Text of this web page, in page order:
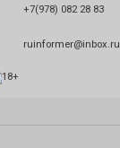
+7(978) 082 28 83
ruinformer@inbox.ru